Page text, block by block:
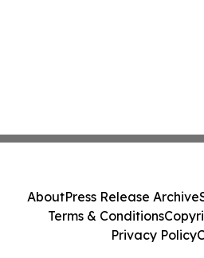
AboutPress Release Archive
Terms & Conditions
Privacy Policy